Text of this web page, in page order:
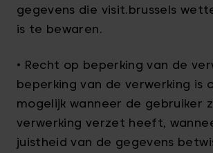
gegevens die visit.brussels
is te bewaren.
• Recht op beperking van de
beperking van de verwerking is
mogelijk wanneer de gebruiker
verwerking verzet heeft,
juistheid van de gegevens